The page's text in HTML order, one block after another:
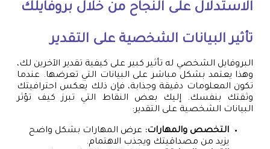
الاستدلال على النجاح من خلال بروفايلك
تأثير البيانات الشخصية على التقدير
البروفايل الشخصي له تأثير كبير على كيفية تقدير الآخرين لك،
وهذا يعتمد بشكل مباشر على البيانات التي تعرضها. عندما
تكون المعلومات دقيقة وجذابة، فإن ذلك يعكس احترافيتك
وثقتك بنفسك. إليك بعض النقاط التي تبرز كيف تؤثر
البيانات الشخصية على التقدير:
التخصص والمهارات: عرض المهارات بشكل واضح
يزيد من مصداقيتك ويجذب الاهتمام.